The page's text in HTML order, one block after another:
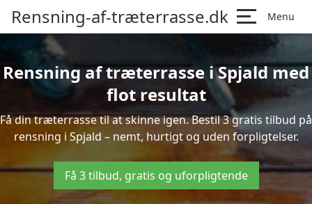
Rensning-af-træterrasse.dk Menu
Rensning af træterrasse i Spjald med
flot resultat
Få din træterrasse til at skinne igen. Bestil 3 gratis tilbud på
rensning i Spjald – nemt, hurtigt og uden forpligtelser.
Få 3 tilbud, gratis og uforpligtende